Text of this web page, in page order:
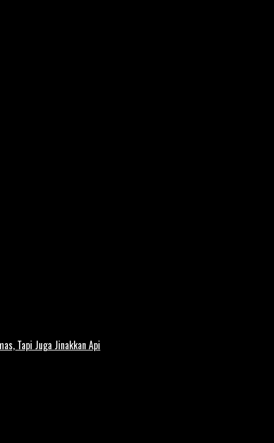
Tapi Juga Jinakkan Api